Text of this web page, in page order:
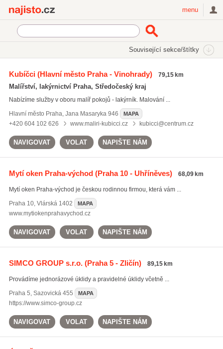
menu
Související sekce/štítky
mytí výloh(41)
úklid domácností(1110)
Všechny související štítky
Kubíčci(Hlavní město Praha - Vinohrady) 79,15 km
Malířství, lakýrnictví Praha, Středočeský kraj
Nabízíme služby v oboru malíř pokojů - lakýrník. Malování ...
Hlavní město Praha, Jana Masaryka 946 MAPA
+420 604 102 626 www.maliri-kubicci.cz kubicci@centrum.cz
NAVIGOVAT VOLAT NAPIŠTE NÁM
Mytí oken Praha-východ(Praha 10 - Uhříněves) 68,09 km
Mytí oken Praha-východ je českou rodinnou firmou, která vám ...
Praha 10, Vlárská 1402 MAPA
www.mytiokenprahavychod.cz
NAVIGOVAT VOLAT NAPIŠTE NÁM
SIMCO GROUP s.r.o.(Praha 5 - Zličín) 89,15 km
Provádíme jednorázové úklidy a pravidelné úklidy včetně ...
Praha 5, Sazovická 455 MAPA
https://www.simco-group.cz
NAVIGOVAT VOLAT NAPIŠTE NÁM